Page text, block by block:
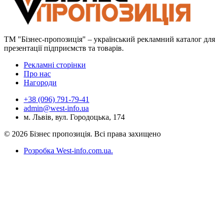
ТМ "Бізнес-пропозиція" – український рекламний каталог для
презентації підприємств та товарів.
Рекламні сторінки
Про нас
Нагороди
+38 (096) 791-79-41
admin@west-info.ua
м. Львів, вул. Городоцька, 174
© 2026 Бізнес пропозиція. Всі права захищено
Розробка West-info.com.ua.